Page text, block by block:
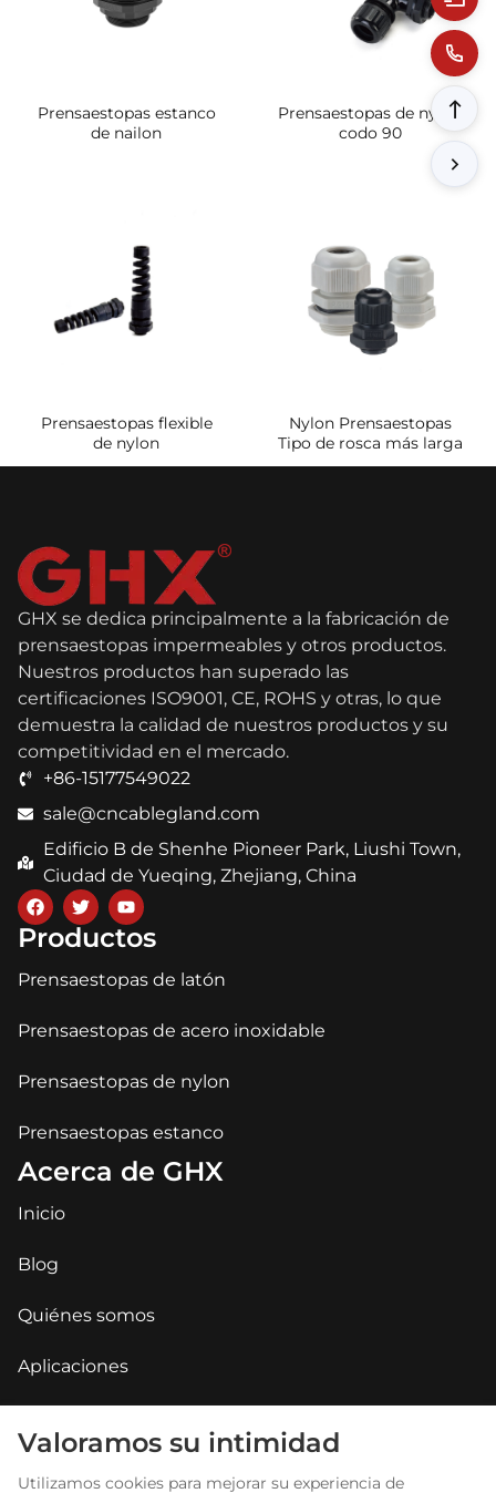
Prensaestopas estanco
de nailon
Prensaestopas de nylon
codo 90
Prensaestopas flexible
de nylon
Nylon Prensaestopas
Tipo de rosca más larga
GHX se dedica principalmente a la fabricación de
prensaestopas impermeables y otros productos.
Nuestros productos han superado las
certificaciones ISO9001, CE, ROHS y otras, lo que
demuestra la calidad de nuestros productos y su
competitividad en el mercado.
+86-15177549022
sale@cncablegland.com
Edificio B de Shenhe Pioneer Park, Liushi Town,
Ciudad de Yueqing, Zhejiang, China
Productos
Prensaestopas de latón
Prensaestopas de acero inoxidable
Prensaestopas de nylon
Prensaestopas estanco
Acerca de GHX
Inicio
Blog
Quiénes somos
Aplicaciones
Valoramos su intimidad
Utilizamos cookies para mejorar su experiencia de
Russian